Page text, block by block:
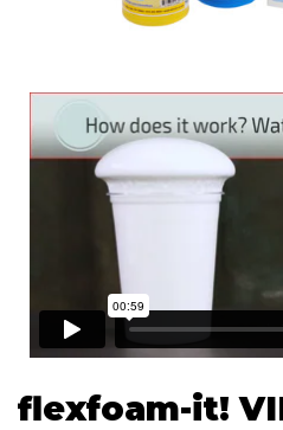
flexfoam-it!